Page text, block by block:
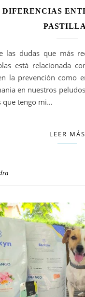
DIFERENCIAS
las dudas que más
está relacionada
la prevención como
en nuestros
que tengo mi…
LEER MÁS